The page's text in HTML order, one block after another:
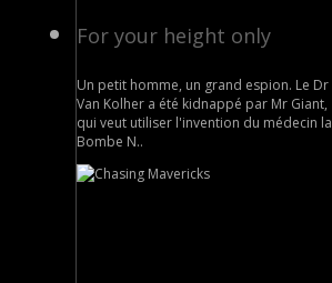
For your height only
Un petit homme, un grand espion. Le Dr
Van Kolher a été kidnappé par Mr Giant,
qui veut utiliser l'invention du médecin la
Bombe N..